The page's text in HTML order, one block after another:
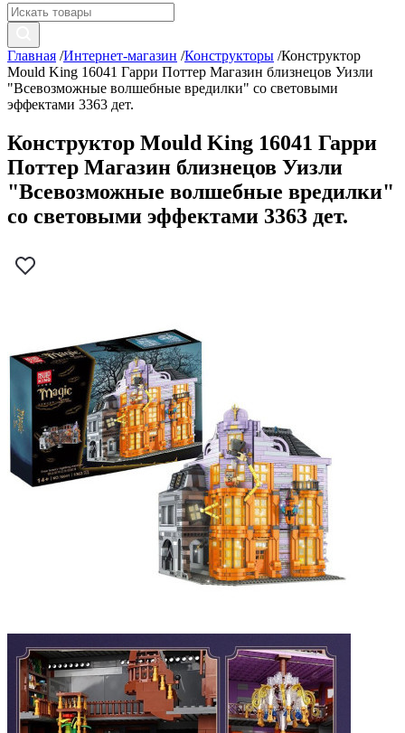
Главная /Интернет-магазин /Конструкторы /Конструктор
Mould King 16041 Гарри Поттер Магазин близнецов Уизли
"Всевозможные волшебные вредилки" со световыми
эффектами 3363 дет.
Конструктор Mould King 16041 Гарри
Поттер Магазин близнецов Уизли
"Всевозможные волшебные вредилки"
со световыми эффектами 3363 дет.